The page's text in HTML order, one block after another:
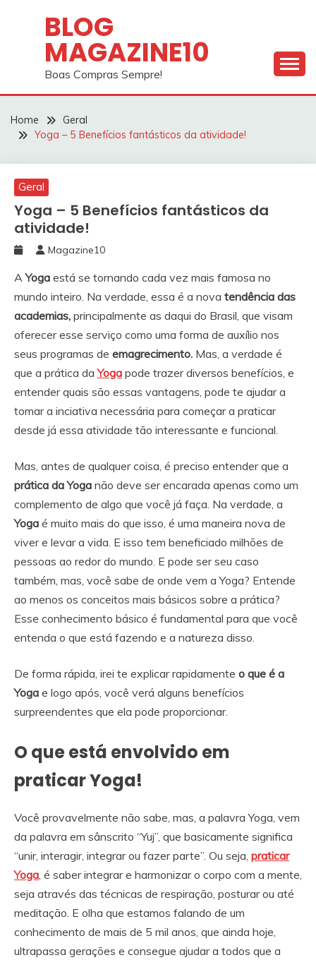
BLOG
MAGAZINE10
Boas Compras Sempre!
Home
Geral
Yoga – 5 Benefícios fantásticos da atividade!
Geral
Yoga – 5 Benefícios fantásticos da
atividade!
Magazine10
AYoga está se tornando cada vez mais famosa no
mundo inteiro. Na verdade, essa é a nova tendência das
academias, principalmente as daqui do Brasil, que visam
oferecer esse serviço como uma forma de auxílio nos
seus programas de emagrecimento. Mas, a verdade é
que a prática daYoga pode trazer diversos benefícios, e
entender quais são essas vantagens, pode te ajudar a
tomar a inciativa necessária para começar a praticar
desde já essa atividade tão interessante e funcional.
Mas, antes de qualquer coisa, é preciso entender que a
prática da Yoga não deve ser encarada apenas como um
complemento de algo que você já faça. Na verdade, a
Yoga é muito mais do que isso, é uma maneira nova de
viver e levar a vida. E isso tem beneficiado milhões de
pessoas ao redor do mundo. E pode ser seu caso
também, mas, você sabe de onde vem a Yoga? Entende
ao menos os conceitos mais básicos sobre a prática?
Esse conhecimento básico é fundamental para que você
entenda o que está fazendo e a natureza disso.
De forma rápida, irei te explicar rapidamente o que é a
Yoga e logo após, você verá alguns benefícios
surpreendentes que ela pode proporcionar.
O que está envolvido em
praticar Yoga!
Você provavelmente não sabe, mas, a palavra Yoga, vem
da palavra em sânscrito “Yuj”, que basicamente significa
“unir, interagir, integrar ou fazer parte”. Ou seja, praticar
Yoga, é saber integrar e harmonizar o corpo com a mente,
seja através das técnicas de respiração, posturar ou até
meditação. E olha que estamos falando de um
conhecimento de mais de 5 mil anos, que ainda hoje,
ultrapassa gerações e consegue ajudar a todos que a